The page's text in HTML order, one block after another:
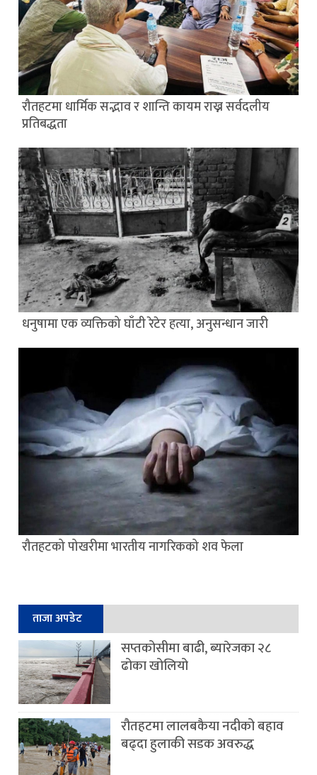
रौतहटमा धार्मिक सद्भाव र शान्ति कायम राख्न सर्वदलीय
प्रतिबद्धता
धनुषामा एक व्यक्तिको घाँटी रेटेर हत्या, अनुसन्धान जारी
रौतहटको पोखरीमा भारतीय नागरिकको शव फेला
ताजा अपडेट
सप्तकोसीमा बाढी, ब्यारेजका २८
ढोका खोलियो
रौतहटमा लालबकैया नदीको बहाव
बढ्दा हुलाकी सडक अवरुद्ध